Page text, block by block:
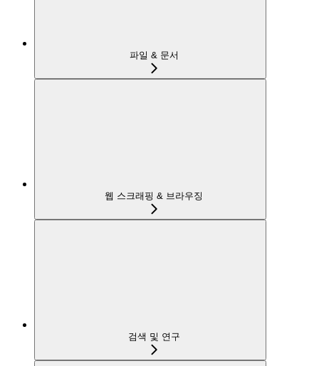
파일 & 문서
웹 스크래핑 & 브라우징
검색 및 연구